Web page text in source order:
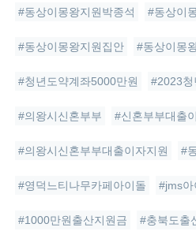
#동상이몽왕지원박종석 #동상이
#동상이몽왕지원집안 #동상이몽
#청년도약계좌5000만원 #2023청
#의왕시신혼부부 #신혼부부대출
#의왕시신혼부부대출이자지원 #
#영덕느티나무카페아이돌 #jms아
#1000만원출산지원금 #충북도출